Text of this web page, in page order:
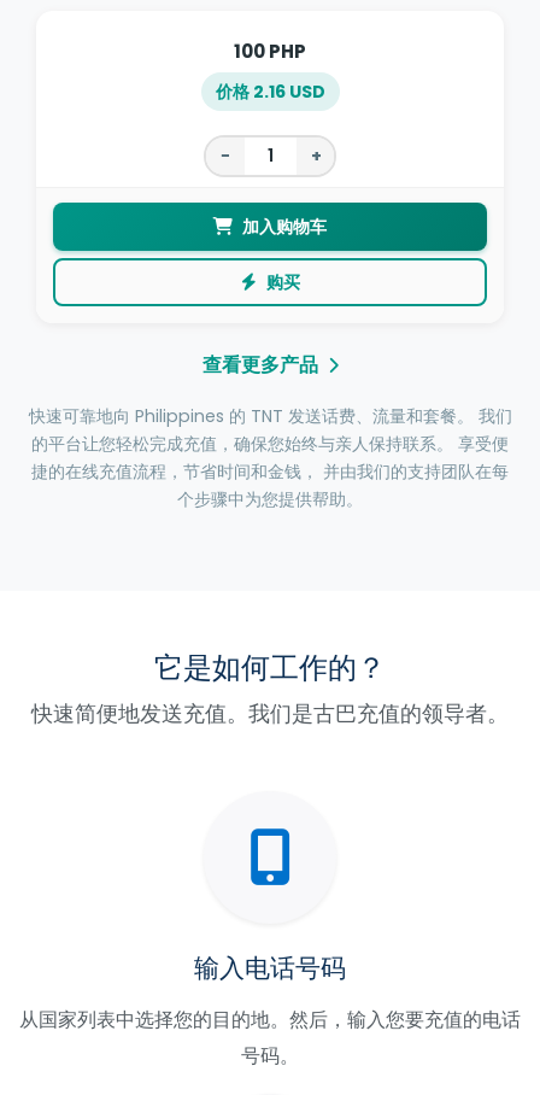
100 PHP
价格 2.16 USD
− +
加入购物车
购买
查看更多产品
快速可靠地向 Philippines 的 TNT 发送话费、流量和套餐。 我们
的平台让您轻松完成充值，确保您始终与亲人保持联系。 享受便
捷的在线充值流程，节省时间和金钱， 并由我们的支持团队在每
个步骤中为您提供帮助。
它是如何工作的？
快速简便地发送充值。我们是古巴充值的领导者。
输入电话号码
从国家列表中选择您的目的地。然后，输入您要充值的电话
号码。